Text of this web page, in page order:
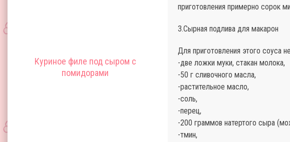
Куриное филе под сыром с
помидорами
приготовления примерно сорок
3.Сырная подлива для макарон
Для приготовления этого соуса
-две ложки муки, стакан молока,
-50 г сливочного масла,
-растительное масло,
-соль,
-перец,
-200 граммов натертого сыра
-тмин,